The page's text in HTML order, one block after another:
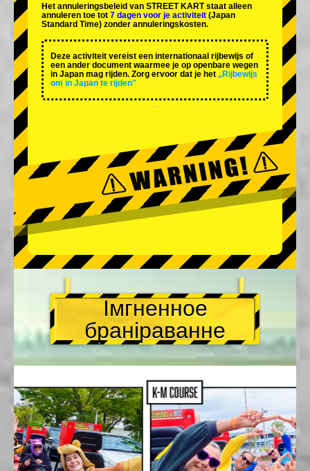
Het annuleringsbeleid van STREET KART staat alleen
annuleren toe tot 7 dagen voor je activiteit (Japan
Standard Time) zonder annuleringskosten.
Deze activiteit vereist een internationaal rijbewijs of
een ander document waarmee je op openbare wegen
in Japan mag rijden. Zorg ervoor dat je het „Rijbewijs
om in Japan te rijden"
Імгненное
браніраванне